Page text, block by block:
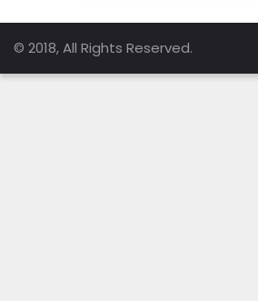
© 2018, All Rights Reserved.